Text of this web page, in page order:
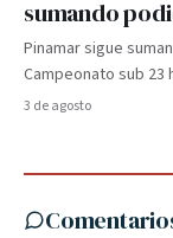
sumando
Pinamar sigue
Campeonato sub 23
3 de agosto